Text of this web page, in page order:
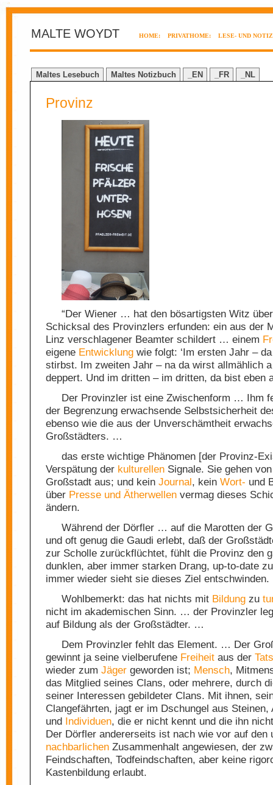
MALTE WOYDT HOME: PRIVATHOME: LESE- UND
Maltes Lesebuch Maltes Notizbuch _EN _FR _NL
Provinz
“Der Wiener … hat den bösartigsten Witz
Schicksal des Provinzlers erfunden: ein aus der
Linz verschlagener Beamter schildert … einem
eigene Entwicklung wie folgt: ‘Im ersten Jahr –
stirbst. Im zweiten Jahr – na da wirst allmählich
deppert. Und im dritten – im dritten, da bist eben
Der Provinzler ist eine Zwischenform … Ihm
der Begrenzung erwachsende Selbstsicherheit
ebenso wie die aus der Unverschämtheit
Großstädters. …
das erste wichtige Phänomen [der Provinz-
Verspätung der kulturellen Signale. Sie gehen
Großstadt aus; und kein Journal, kein Wort- und
über Presse und Ätherwellen vermag dieses
ändern.
Während der Dörfler … auf die Marotten der
und oft genug die Gaudi erlebt, daß der
zur Scholle zurückflüchtet, fühlt die Provinz den
dunklen, aber immer starken Drang, up-to-date
immer wieder sieht sie dieses Ziel
Wohlbemerkt: das hat nichts mit Bildung zu
nicht im akademischen Sinn. … der Provinzler
auf Bildung als der Großstädter. …
Dem Provinzler fehlt das Element. … Der
gewinnt ja seine vielberufene Freiheit aus der
wieder zum Jäger geworden ist; Mensch,
das Mitglied seines Clans, oder mehrere, durch
seiner Interessen gebildeter Clans. Mit ihnen,
Clangefährten, jagt er im Dschungel aus
und Individuen, die er nicht kennt und die ihn
Der Dörfler andererseits ist nach wie vor auf den
nachbarlichen Zusammenhalt angewiesen, der
Feindschaften, Todfeindschaften, aber keine
Kastenbildung erlaubt.